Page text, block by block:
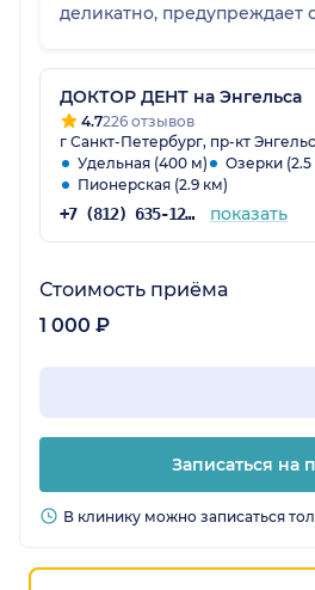
деликатно, предупреждает
стресс, остается на связи
чтобы держать под
общем, я была в бережных и
всего его рекомендации
понятны, ничего лишнего.
ДОКТОР ДЕНТ на Энгельса
4.7226 отзывов
г Санкт-Петербург, пр-кт
Удельная (400 м)
Озерки (2.5
Пионерская (2.9 км)
+7 (812) 635-12-85 показать
Стоимость приёма
1 000 ₽
Записаться на
В клинику можно записаться